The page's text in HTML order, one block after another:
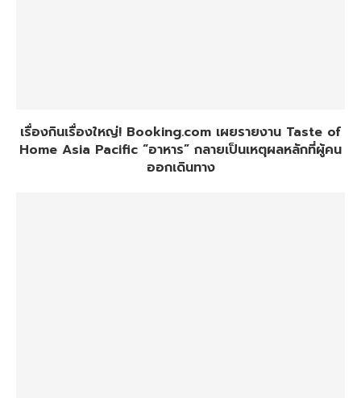
เรื่องกินเรื่องใหญ่! Booking.com เผยรายงาน Taste of
Home Asia Pacific “อาหาร” กลายเป็นเหตุผลหลักที่ผู้คน
ออกเดินทาง